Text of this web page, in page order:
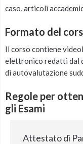
caso, articoli
Formato del
Il corso contiene
elettronico redatti dal
di autovalutazione
Regole per
gli Esami
Attestato di